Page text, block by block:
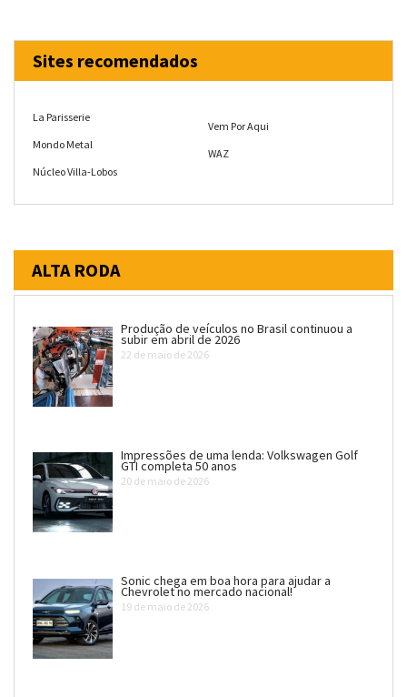
Sites recomendados
La Parisserie
Mondo Metal
Núcleo Villa-Lobos
Vem Por Aqui
WAZ
ALTA RODA
Produção de veículos no Brasil continuou a
subir em abril de 2026
22 de maio de 2026
Impressões de uma lenda: Volkswagen Golf
GTI completa 50 anos
20 de maio de 2026
Sonic chega em boa hora para ajudar a
Chevrolet no mercado nacional!
19 de maio de 2026